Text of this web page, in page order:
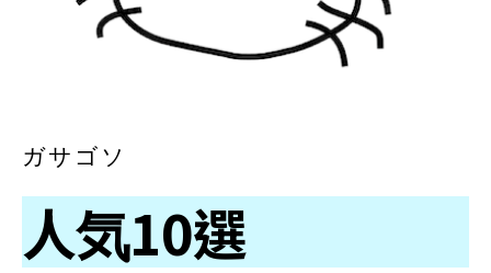
ガサゴソ
人気10選